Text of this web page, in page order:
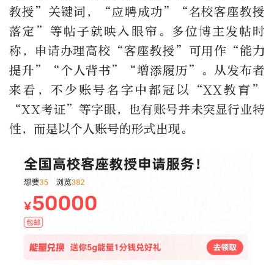
教授”关键词，“应聘成功”“名校客座教授
落定”等帖子就映入眼帘。多位博主发帖时
称，申请办理高校“客座教授”可用作“能力
提升”“个人背书”“增添履历”。从发布者
来看，不少账号名字中都冠以“XX教育”
“XX考证”等字眼，也有账号并未突显行业特
性，而是以个人账号的形式出现。